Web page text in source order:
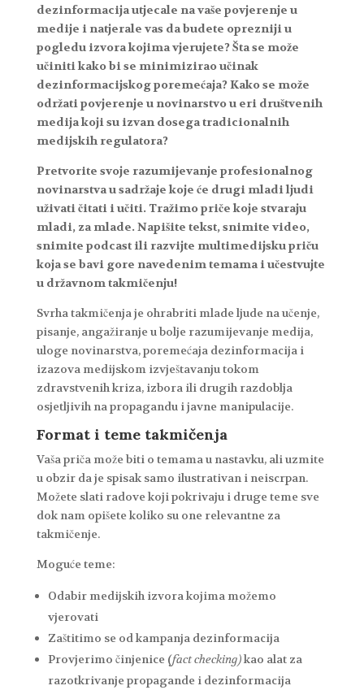
dezinformacija utjecale na vaše povjerenje u
medije i natjerale vas da budete oprezniji u
pogledu izvora kojima vjerujete?Šta se može
učiniti kako bi se minimizirao učinak
dezinformacijskog poremećaja?Kako se može
održati povjerenje u novinarstvo u eri društvenih
medija koji su izvan dosega tradicionalnih
medijskih regulatora?
Pretvorite svoje razumijevanje profesionalnog
novinarstva u sadržaje koje će drugi mladi ljudi
uživati ​​čitati i učiti. Tražimo priče koje stvaraju
mladi, za mlade. Napišite tekst, snimite video,
snimite podcast ili razvijte multimedijsku priču
koja se bavi gore navedenim temama i učestvujte
u državnom takmičenju!
Svrha takmičenja je ohrabriti mlade ljude na učenje,
pisanje, angažiranje u bolje razumijevanje medija,
uloge novinarstva, poremećaja dezinformacija i
izazova medijskom izvještavanju tokom
zdravstvenih kriza, izbora ili drugih razdoblja
osjetljivih na propagandu i javne manipulacije.
Format i teme takmičenja
Vaša priča može biti o temama u nastavku, ali uzmite
u obzir da je spisak samo ilustrativan i neiscrpan.
Možete slati radove koji pokrivaju i druge teme sve
dok nam opišete koliko su one relevantne za
takmičenje.
Moguće teme:
Odabir medijskih izvora kojima možemo
vjerovati
Zaštitimo se od kampanja dezinformacija
Provjerimo činjenice (fact checking)kao alat za
razotkrivanje propagande i dezinformacija